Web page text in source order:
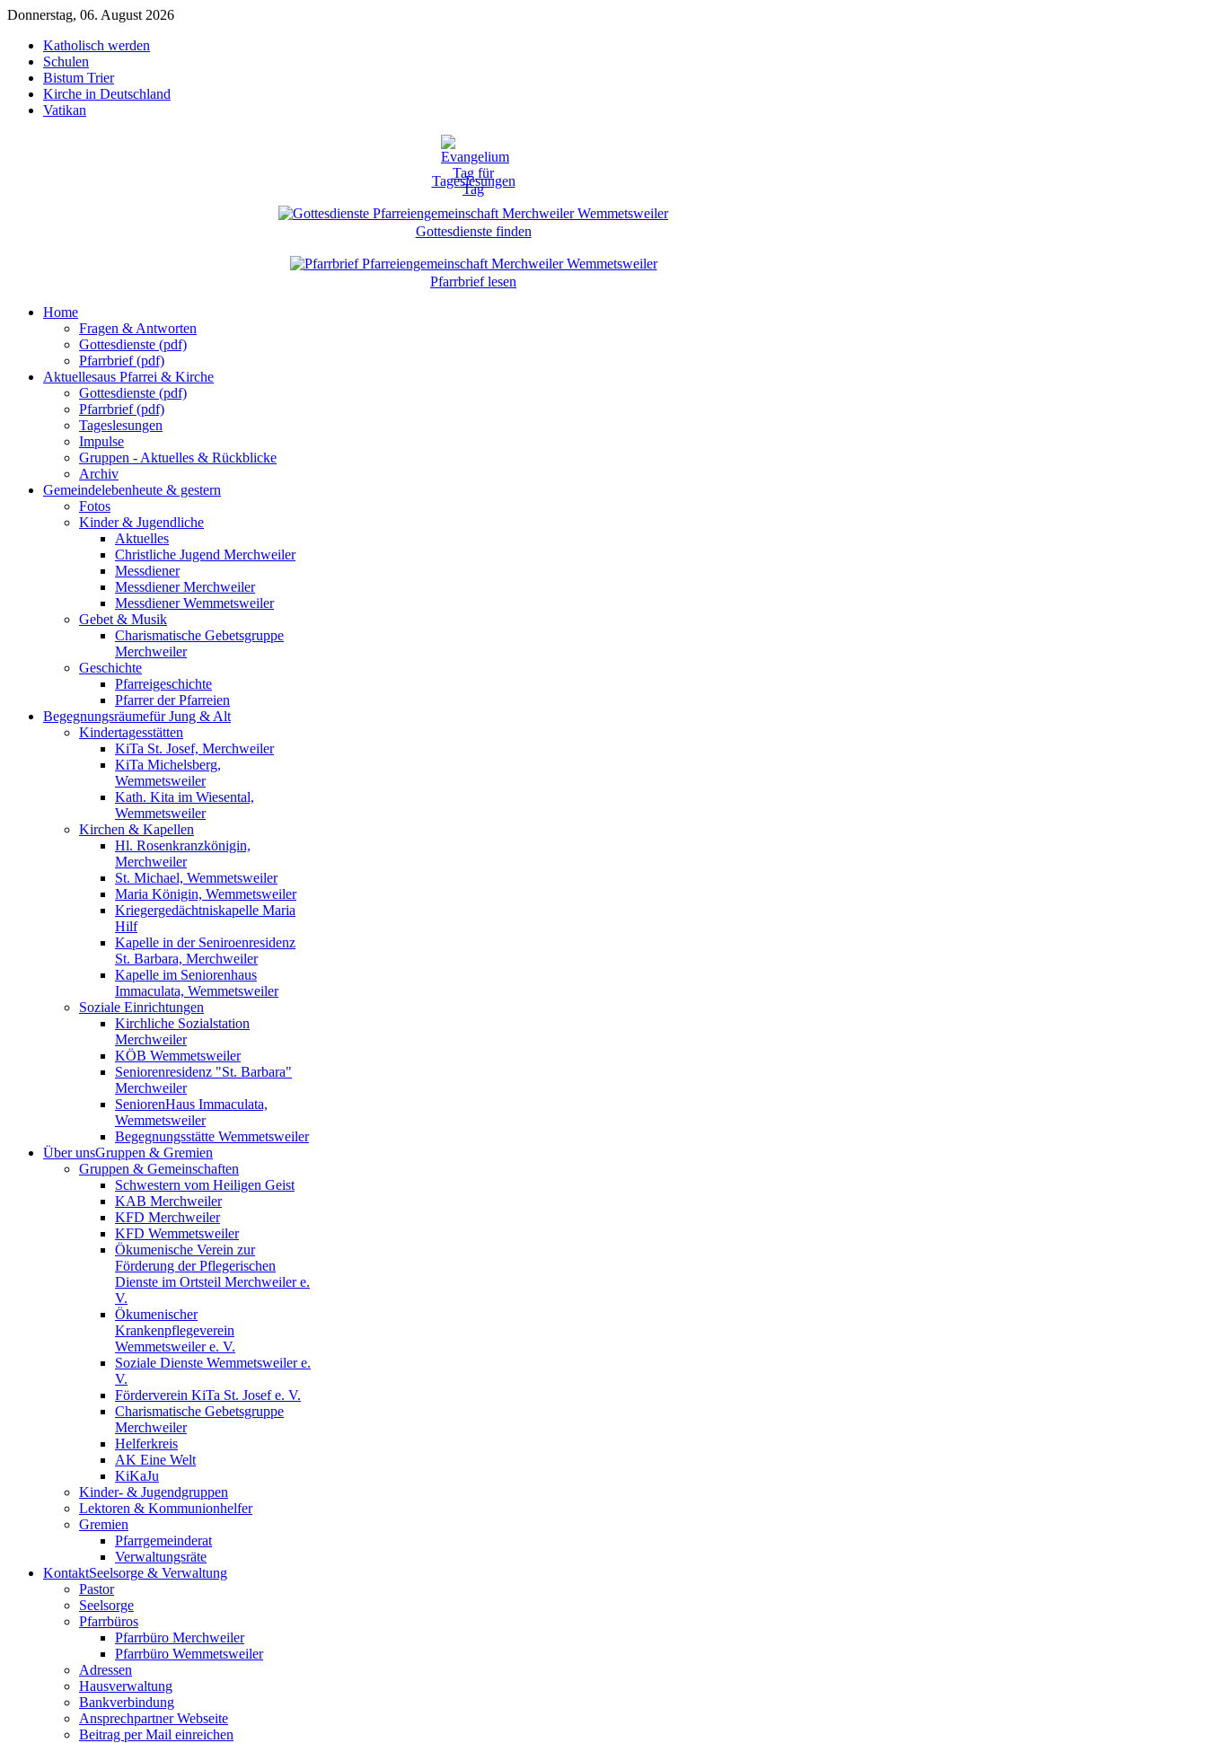
Donnerstag, 06. August 2026
Katholisch werden
Schulen
Bistum Trier
Kirche in Deutschland
Vatikan
Tageslesungen
Gottesdienste finden
Pfarrbrief lesen
Home
Fragen & Antworten
Gottesdienste (pdf)
Pfarrbrief (pdf)
Aktuellesaus Pfarrei & Kirche
Gottesdienste (pdf)
Pfarrbrief (pdf)
Tageslesungen
Impulse
Gruppen - Aktuelles & Rückblicke
Archiv
Gemeindelebenheute & gestern
Fotos
Kinder & Jugendliche
Aktuelles
Christliche Jugend Merchweiler
Messdiener
Messdiener Merchweiler
Messdiener Wemmetsweiler
Gebet & Musik
Charismatische Gebetsgruppe
Merchweiler
Geschichte
Pfarreigeschichte
Pfarrer der Pfarreien
Begegnungsräumefür Jung & Alt
Kindertagesstätten
KiTa St. Josef, Merchweiler
KiTa Michelsberg,
Wemmetsweiler
Kath. Kita im Wiesental,
Wemmetsweiler
Kirchen & Kapellen
Hl. Rosenkranzkönigin,
Merchweiler
St. Michael, Wemmetsweiler
Maria Königin, Wemmetsweiler
Kriegergedächtniskapelle Maria
Hilf
Kapelle in der Seniroenresidenz
St. Barbara, Merchweiler
Kapelle im Seniorenhaus
Immaculata, Wemmetsweiler
Soziale Einrichtungen
Kirchliche Sozialstation
Merchweiler
KÖB Wemmetsweiler
Seniorenresidenz "St. Barbara"
Merchweiler
SeniorenHaus Immaculata,
Wemmetsweiler
Begegnungsstätte Wemmetsweiler
Über unsGruppen & Gremien
Gruppen & Gemeinschaften
Schwestern vom Heiligen Geist
KAB Merchweiler
KFD Merchweiler
KFD Wemmetsweiler
Ökumenische Verein zur
Förderung der Pflegerischen
Dienste im Ortsteil Merchweiler e.
V.
Ökumenischer
Krankenpflegeverein
Wemmetsweiler e. V.
Soziale Dienste Wemmetsweiler e.
V.
Förderverein KiTa St. Josef e. V.
Charismatische Gebetsgruppe
Merchweiler
Helferkreis
AK Eine Welt
KiKaJu
Kinder- & Jugendgruppen
Lektoren & Kommunionhelfer
Gremien
Pfarrgemeinderat
Verwaltungsräte
KontaktSeelsorge & Verwaltung
Pastor
Seelsorge
Pfarrbüros
Pfarrbüro Merchweiler
Pfarrbüro Wemmetsweiler
Adressen
Hausverwaltung
Bankverbindung
Ansprechpartner Webseite
Beitrag per Mail einreichen